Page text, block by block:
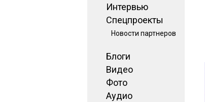
Интервью
Спецпроекты
Новости партнеров
Блоги
Видео
Фото
Аудио